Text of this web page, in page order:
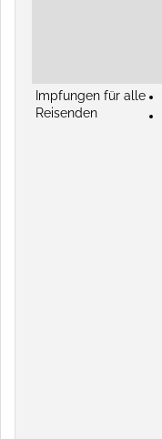
Impfungen für alle
Reisenden